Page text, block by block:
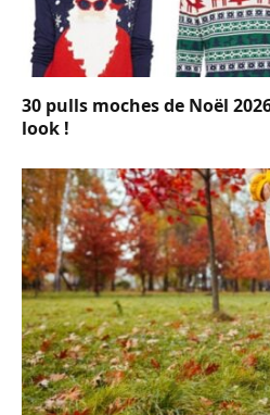
30 pulls moches de Noël
look !